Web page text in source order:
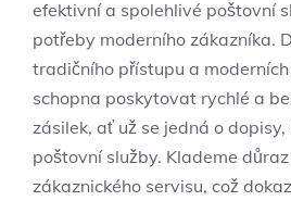
efektivní a spolehlivé poštovní
potřeby moderního zákazníka.
tradičního přístupu a
schopna poskytovat rychlé a
zásilek, ať už se jedná o
poštovní služby. Klademe
zákaznického servisu, což